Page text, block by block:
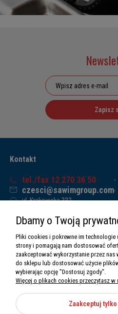
Zapisz
Kontakt
tel./fax 12 270 36 50
czesci@sawimgroup.com
ul. Krakowska 332,
Sawim Group Mariusz Zdyb sp. k.
NIP: 5130284470
REGON: 5246591010
O nas
Informacje
Dbamy o Twoją
Pliki cookies i pokrewne im technologie
strony i pomagają nam dostosować
zaakceptować wykorzystanie przez
do sklepu lub dostosować użycie
wybierając opcję "Dostosuj zgody".
Więcej o plikach cookies przeczytasz
Zaakceptuj